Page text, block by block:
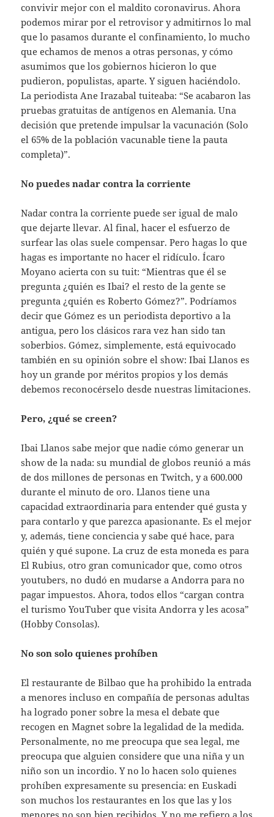
convivir mejor con el maldito coronavirus. Ahora
podemos mirar por el retrovisor y admitirnos lo mal
que lo pasamos durante el confinamiento, lo mucho
que echamos de menos a otras personas, y cómo
asumimos que los gobiernos hicieron lo que
pudieron, populistas, aparte. Y siguen haciéndolo.
La periodista Ane Irazabal tuiteaba: “Se acabaron las
pruebas gratuitas de antígenos en Alemania. Una
decisión que pretende impulsar la vacunación (Solo
el 65% de la población vacunable tiene la pauta
completa)”.
No puedes nadar contra la corriente
Nadar contra la corriente puede ser igual de malo
que dejarte llevar. Al final, hacer el esfuerzo de
surfear las olas suele compensar. Pero hagas lo que
hagas es importante no hacer el ridículo. Ícaro
Moyano acierta con su tuit: “Mientras que él se
pregunta ¿quién es Ibai? el resto de la gente se
pregunta ¿quién es Roberto Gómez?”. Podríamos
decir que Gómez es un periodista deportivo a la
antigua, pero los clásicos rara vez han sido tan
soberbios. Gómez, simplemente, está equivocado
también en su opinión sobre el show: Ibai Llanos es
hoy un grande por méritos propios y los demás
debemos reconocérselo desde nuestras limitaciones.
Pero, ¿qué se creen?
Ibai Llanos sabe mejor que nadie cómo generar un
show de la nada: su mundial de globos reunió a más
de dos millones de personas en Twitch, y a 600.000
durante el minuto de oro. Llanos tiene una
capacidad extraordinaria para entender qué gusta y
para contarlo y que parezca apasionante. Es el mejor
y, además, tiene conciencia y sabe qué hace, para
quién y qué supone. La cruz de esta moneda es para
El Rubius, otro gran comunicador que, como otros
youtubers, no dudó en mudarse a Andorra para no
pagar impuestos. Ahora, todos ellos “cargan contra
el turismo YouTuber que visita Andorra y les acosa”
(Hobby Consolas).
No son solo quienes prohíben
El restaurante de Bilbao que ha prohibido la entrada
a menores incluso en compañía de personas adultas
ha logrado poner sobre la mesa el debate que
recogen en Magnet sobre la legalidad de la medida.
Personalmente, no me preocupa que sea legal, me
preocupa que alguien considere que una niña y un
niño son un incordio. Y no lo hacen solo quienes
prohíben expresamente su presencia: en Euskadi
son muchos los restaurantes en los que las y los